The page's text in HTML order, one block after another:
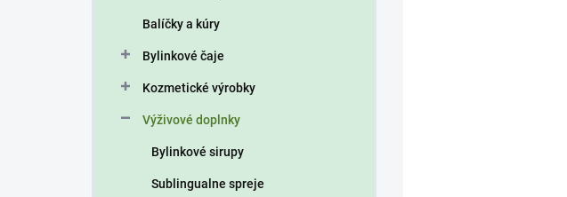
Balíčky a kúry
Bylinkové čaje
Kozmetické výrobky
Výživové doplnky
Bylinkové sirupy
Sublingualne spreje